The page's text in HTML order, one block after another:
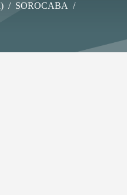
/ SOROCABA /